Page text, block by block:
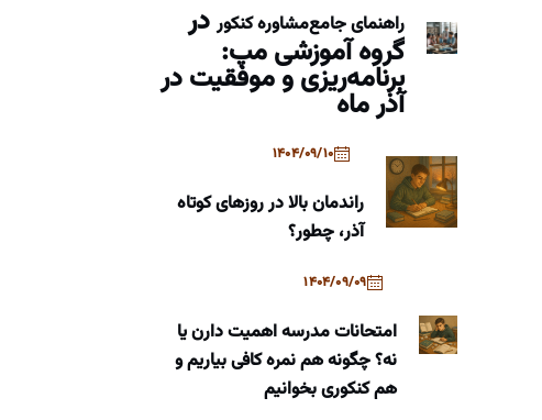
راهنمای جامعمشاوره کنکوردر
گروه آموزشی مپ:
برنامه‌ریزی و موفقیت در
آذر ماه
1404/09/10
راندمان بالا در روزهای کوتاه
آذر، چطور؟
1404/09/09
امتحانات مدرسه اهمیت دارن یا
نه؟ چگونه هم نمره کافی بیاریم و
هم کنکوری بخوانیم